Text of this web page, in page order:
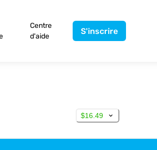
Centre
d'aide
S'inscrire
$16.49